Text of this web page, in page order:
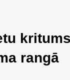
rangā